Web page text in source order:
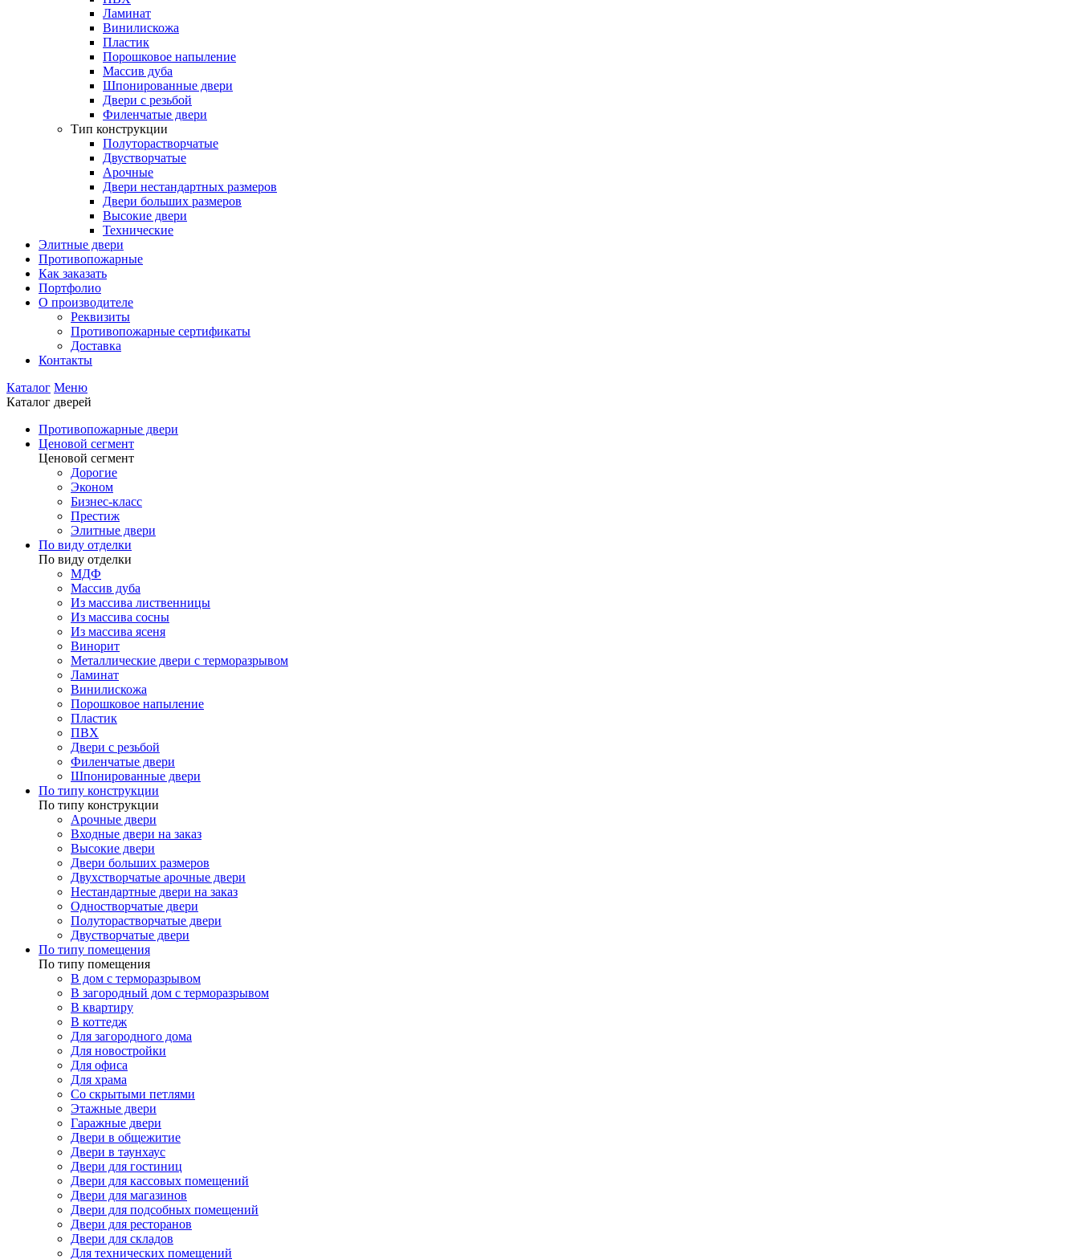
Ламинат
Винилискожа
Пластик
Порошковое напыление
Массив дуба
Шпонированные двери
Двери с резьбой
Филенчатые двери
Тип конструкции
Полуторастворчатые
Двустворчатые
Арочные
Двери нестандартных размеров
Двери больших размеров
Высокие двери
Технические
Элитные двери
Противопожарные
Как заказать
Портфолио
О производителе
Реквизиты
Противопожарные сертификаты
Доставка
Контакты
Каталог Меню
Каталог дверей
Противопожарные двери
Ценовой сегмент
Ценовой сегмент
Дорогие
Эконом
Бизнес-класс
Престиж
Элитные двери
По виду отделки
По виду отделки
МДФ
Массив дуба
Из массива лиственницы
Из массива сосны
Из массива ясеня
Винорит
Металлические двери с терморазрывом
Ламинат
Винилискожа
Порошковое напыление
Пластик
ПВХ
Двери с резьбой
Филенчатые двери
Шпонированные двери
По типу конструкции
По типу конструкции
Арочные двери
Входные двери на заказ
Высокие двери
Двери больших размеров
Двухстворчатые арочные двери
Нестандартные двери на заказ
Одностворчатые двери
Полуторастворчатые двери
Двустворчатые двери
По типу помещения
По типу помещения
В дом с терморазрывом
В загородный дом с терморазрывом
В квартиру
В коттедж
Для загородного дома
Для новостройки
Для офиса
Для храма
Со скрытыми петлями
Этажные двери
Гаражные двери
Двери в общежитие
Двери в таунхаус
Двери для гостиниц
Двери для кассовых помещений
Двери для магазинов
Двери для подсобных помещений
Двери для ресторанов
Двери для складов
Для технических помещений